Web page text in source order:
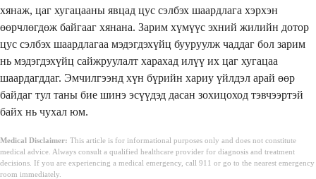
хянаж, цаг хугацааны явцад цус сэлбэх шаардлага хэрхэн
өөрчлөгдөж байгааг хянана. Зарим хүмүүс эхний жилийн дотор
цус сэлбэх шаардлагаа мэдэгдэхүйц бууруулж чаддаг бол зарим
нь мэдэгдэхүйц сайжруулалт харахад илүү их цаг хугацаа
шаардагддаг. Эмчилгээнд хүн бүрийн хариу үйлдэл арай өөр
байдаг тул таны бие шинэ эсүүдэд дасан зохицоход тэвчээртэй
байх нь чухал юм.
Medical Disclaimer: This article is for informational purposes only and does not constitute
medical advice. Always consult a qualified healthcare provider for diagnosis and treatment
decisions. If you are experiencing a medical emergency, call 911 or go to the nearest emergency
room immediately.